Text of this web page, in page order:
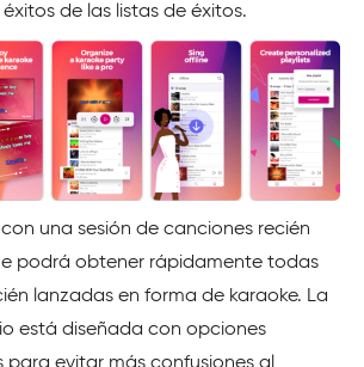
de las listas de éxitos.
una sesión de canciones recién
podrá obtener rápidamente todas
lanzadas en forma de karaoke. La
está diseñada con opciones